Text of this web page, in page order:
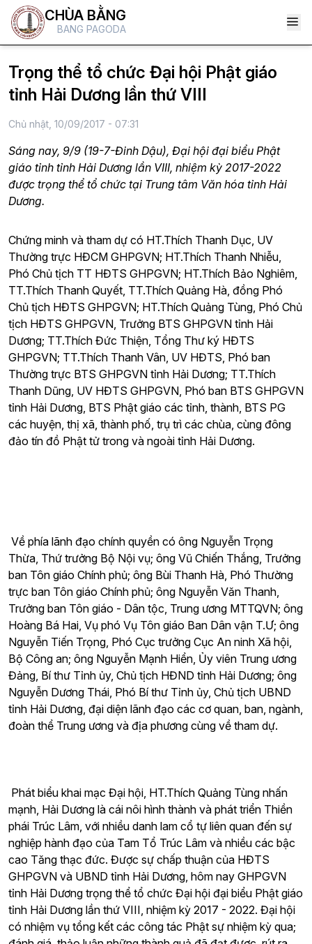
CHÙA BẰNG
BANG PAGODA
Trọng thể tổ chức Đại hội Phật giáo
tỉnh Hải Dương lần thứ VIII
Chủ nhật, 10/09/2017 - 07:31
Sáng nay, 9/9 (19-7-Đinh Dậu), Đại hội đại biểu Phật
giáo tỉnh tỉnh Hải Dương lần VIII, nhiệm kỳ 2017-2022
được trọng thể tổ chức tại Trung tâm Văn hóa tỉnh Hải
Dương.
Chứng minh và tham dự có HT.Thích Thanh Dục, UV
Thường trực HĐCM GHPGVN; HT.Thích Thanh Nhiễu,
Phó Chủ tịch TT HĐTS GHPGVN; HT.Thích Bảo Nghiêm,
TT.Thích Thanh Quyết, TT.Thích Quảng Hà, đồng Phó
Chủ tịch HĐTS GHPGVN; HT.Thích Quảng Tùng, Phó Chủ
tịch HĐTS GHPGVN, Trưởng BTS GHPGVN tỉnh Hải
Dương; TT.Thích Đức Thiện, Tổng Thư ký HĐTS
GHPGVN; TT.Thích Thanh Vân, UV HĐTS, Phó ban
Thường trực BTS GHPGVN tỉnh Hải Dương; TT.Thích
Thanh Dũng, UV HĐTS GHPGVN, Phó ban BTS GHPGVN
tỉnh Hải Dương, BTS Phật giáo các tỉnh, thành, BTS PG
các huyện, thị xã, thành phố, trụ trì các chùa, cùng đông
đảo tín đồ Phật tử trong và ngoài tỉnh Hải Dương.
Về phía lãnh đạo chính quyền có ông Nguyễn Trọng
Thừa, Thứ trưởng Bộ Nội vụ; ông Vũ Chiến Thắng, Trưởng
ban Tôn giáo Chính phủ; ông Bùi Thanh Hà, Phó Thường
trực ban Tôn giáo Chính phủ; ông Nguyễn Văn Thanh,
Trưởng ban Tôn giáo - Dân tộc, Trung ương MTTQVN; ông
Hoàng Bá Hai, Vụ phó Vụ Tôn giáo Ban Dân vận T.Ư; ông
Nguyễn Tiến Trọng, Phó Cục trưởng Cục An ninh Xã hội,
Bộ Công an; ông Nguyễn Mạnh Hiển, Ủy viên Trung ương
Đảng, Bí thư Tỉnh ủy, Chủ tịch HĐND tỉnh Hải Dương; ông
Nguyễn Dương Thái, Phó Bí thư Tỉnh ủy, Chủ tịch UBND
tỉnh Hải Dương, đại diện lãnh đạo các cơ quan, ban, ngành,
đoàn thể Trung ương và địa phương cùng về tham dự.
Phát biểu khai mạc Đại hội, HT.Thích Quảng Tùng nhấn
mạnh, Hải Dương là cái nôi hình thành và phát triển Thiền
phái Trúc Lâm, với nhiều danh lam cổ tự liên quan đến sự
nghiệp hành đạo của Tam Tổ Trúc Lâm và nhiều các bậc
cao Tăng thạc đức. Được sự chấp thuận của HĐTS
GHPGVN và UBND tỉnh Hải Dương, hôm nay GHPGVN
tỉnh Hải Dương trọng thể tổ chức Đại hội đại biểu Phật giáo
tỉnh Hải Dương lần thứ VIII, nhiệm kỳ 2017 - 2022. Đại hội
có nhiệm vụ tổng kết các công tác Phật sự nhiệm kỳ qua;